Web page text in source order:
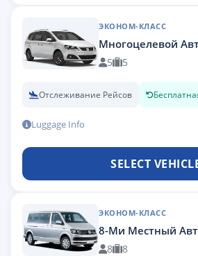
ЭКОНОМ-КЛАСС
Многоцелевой
5 5
Отслеживание Рейсов
Luggage Info
SELECT
ЭКОНОМ-КЛАСС
8-Ми Местный
8 8